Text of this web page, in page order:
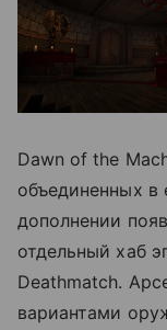
Dawn of the
объединенных
дополнении
отдельный хаб
Deathmatch.
вариантами